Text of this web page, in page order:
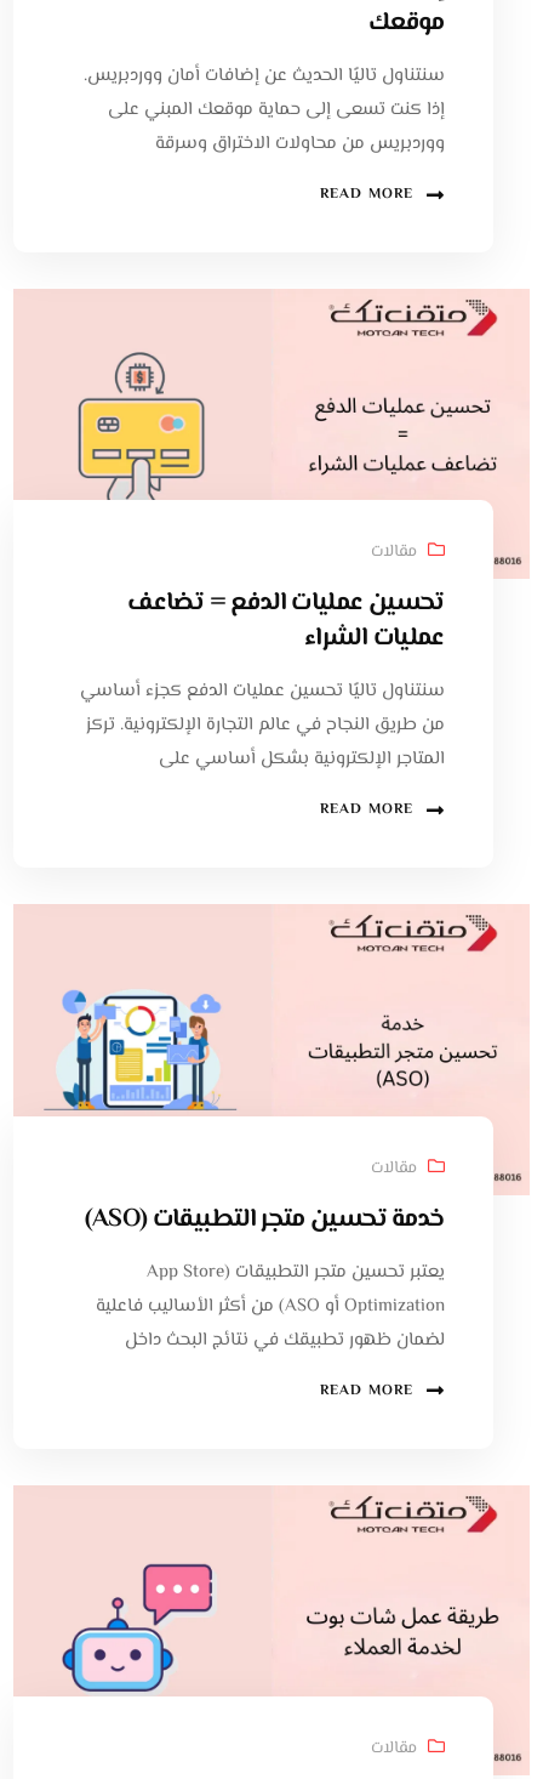
موقعك
سنتناول تاليًا الحديث عن إضافات أمان ووردبريس.
إذا كنت تسعى إلى حماية موقعك المبني على
ووردبريس من محاولات الاختراق وسرقة
READ MORE
مقالات
تحسين عمليات الدفع = تضاعف
عمليات الشراء
سنتناول تاليًا تحسين عمليات الدفع كجزء أساسي
من طريق النجاح في عالم التجارة الإلكترونية. تركز
المتاجر الإلكترونية بشكل أساسي على
READ MORE
مقالات
خدمة تحسين متجر التطبيقات (ASO)
يعتبر تحسين متجر التطبيقات (App Store
Optimization أو ASO) من أكثر الأساليب فاعلية
لضمان ظهور تطبيقك في نتائج البحث داخل
READ MORE
مقالات